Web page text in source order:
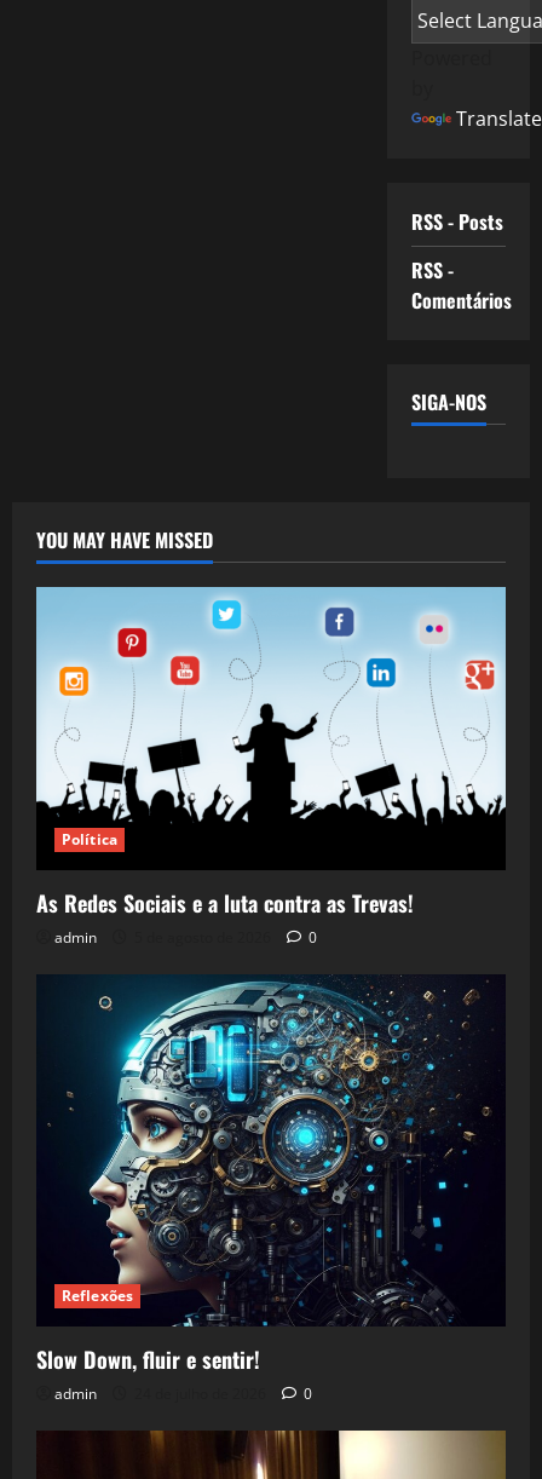
Translate
RSS - Posts
RSS -
Comentários
SIGA-NOS
YOU MAY HAVE MISSED
Política
As Redes Sociais e a luta contra as Trevas!
admin 0
Reflexões
Slow Down, fluir e sentir!
admin 0